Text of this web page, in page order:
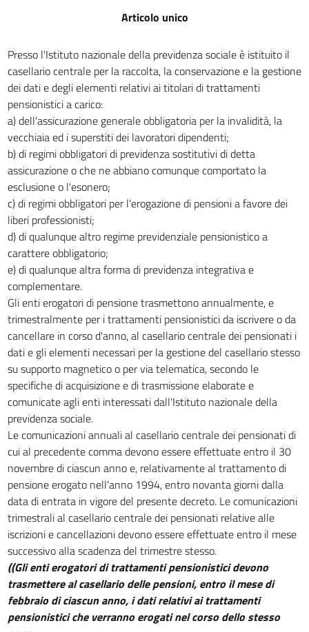
Articolo unico
Presso l'Istituto nazionale della previdenza sociale è istituito il
casellario centrale per la raccolta, la conservazione e la gestione
dei dati e degli elementi relativi ai titolari di trattamenti
pensionistici a carico:
a) dell'assicurazione generale obbligatoria per la invalidità, la
vecchiaia ed i superstiti dei lavoratori dipendenti;
b) di regimi obbligatori di previdenza sostitutivi di detta
assicurazione o che ne abbiano comunque comportato la
esclusione o l'esonero;
c) di regimi obbligatori per l'erogazione di pensioni a favore dei
liberi professionisti;
d) di qualunque altro regime previdenziale pensionistico a
carattere obbligatorio;
e) di qualunque altra forma di previdenza integrativa e
complementare.
Gli enti erogatori di pensione trasmettono annualmente, e
trimestralmente per i trattamenti pensionistici da iscrivere o da
cancellare in corso d'anno, al casellario centrale dei pensionati i
dati e gli elementi necessari per la gestione del casellario stesso
su supporto magnetico o per via telematica, secondo le
specifiche di acquisizione e di trasmissione elaborate e
comunicate agli enti interessati dall'Istituto nazionale della
previdenza sociale.
Le comunicazioni annuali al casellario centrale dei pensionati di
cui al precedente comma devono essere effettuate entro il 30
novembre di ciascun anno e, relativamente al trattamento di
pensione erogato nell'anno 1994, entro novanta giorni dalla
data di entrata in vigore del presente decreto. Le comunicazioni
trimestrali al casellario centrale dei pensionati relative alle
iscrizioni e cancellazioni devono essere effettuate entro il mese
successivo alla scadenza del trimestre stesso.
((Gli enti erogatori di trattamenti pensionistici devono
trasmettere al casellario delle pensioni, entro il mese di
febbraio di ciascun anno, i dati relativi ai trattamenti
pensionistici che verranno erogati nel corso dello stesso